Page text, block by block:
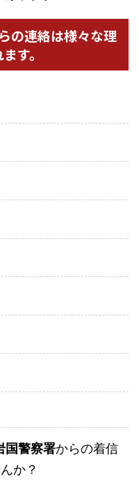
の連絡は様々な理
す。
国警察署からの着信
か？